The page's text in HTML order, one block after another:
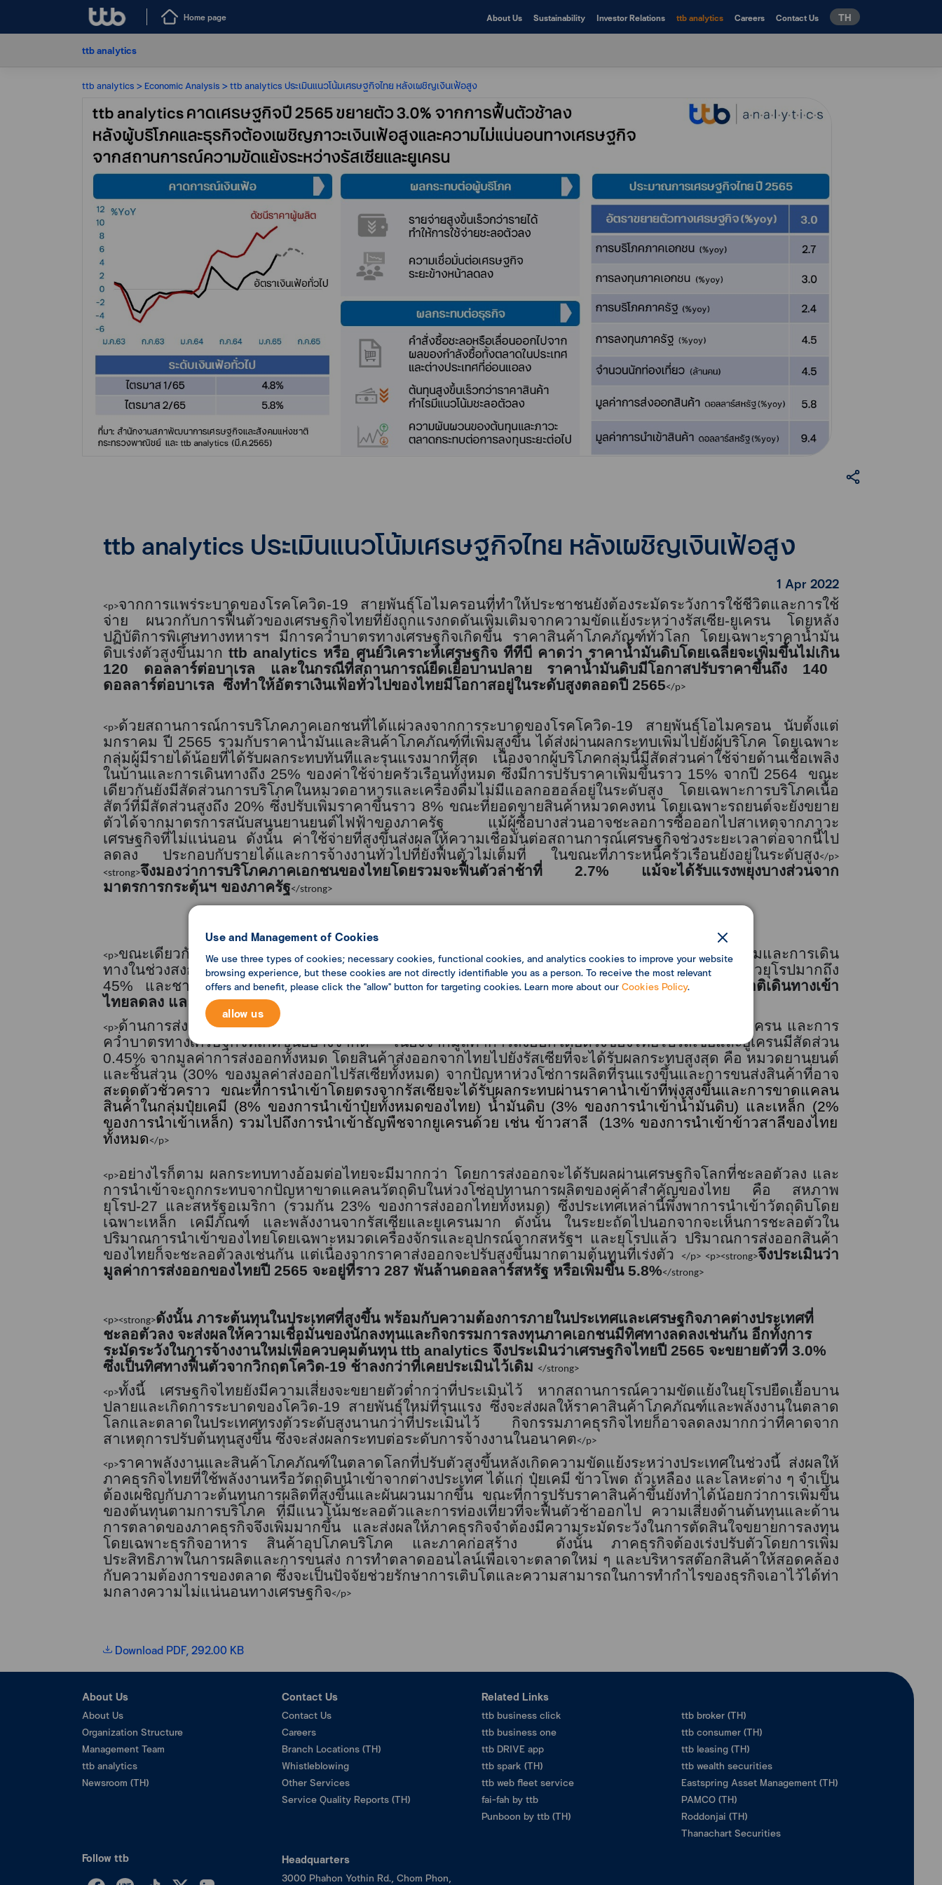
Home page About Us Sustainability Investor Relations ttb analytics Careers Contact Us TH
ttb analytics
ttb analytics Economic Analysis ttb analytics ประเมินแนวโน้มเศรษฐกิจไทย หลังเผชิญเงินเฟ้อสูง
ttb analytics ประเมินแนวโน้มเศรษฐกิจไทย หลังเผชิญเงินเฟ้อสูง
1 Apr 2022
<p>จากการแพร่ระบาดของโรคโควิด-19 สายพันธุ์โอไมครอนที่ทำให้ประชาชนยังต้องระมัดระวังการใช้ชีวิตและการใช้
จ่าย ผนวกกับการฟื้นตัวของเศรษฐกิจไทยที่ยังถูกแรงกดดันเพิ่มเติมจากความขัดแย้งระหว่างรัสเซีย-ยูเครน โดยหลัง
ปฏิบัติการพิเศษทางทหารฯ มีการคว่ำบาตรทางเศรษฐกิจเกิดขึ้น ราคาสินค้าโภคภัณฑ์ทั่วโลก โดยเฉพาะราคาน้ำมัน
ดิบเร่งตัวสูงขึ้นมากttb analytics หรือ ศูนย์วิเคราะห์เศรษฐกิจ ทีทีบี คาดว่า ราคาน้ำมันดิบโดยเฉลี่ยจะเพิ่มขึ้นไม่เกิน
120 ดอลลาร์ต่อบาเรล และในกรณีที่สถานการณ์ยืดเยื้อบานปลาย ราคาน้ำมันดิบมีโอกาสปรับราคาขึ้นถึง 140
ดอลลาร์ต่อบาเรล ซึ่งทำให้อัตราเงินเฟ้อทั่วไปของไทยมีโอกาสอยู่ในระดับสูงตลอดปี 2565</p>
<p>ด้วยสถานการณ์การบริโภคภาคเอกชนที่ได้แผ่วลงจากการระบาดของโรคโควิด-19 สายพันธุ์โอไมครอน นับตั้งแต่
มกราคม ปี 2565 รวมกับราคาน้ำมันและสินค้าโภคภัณฑ์ที่เพิ่มสูงขึ้นได้ส่งผ่านผลกระทบเพิ่มไปยังผู้บริโภค โดยเฉพาะ
กลุ่มผู้มีรายได้น้อยที่ได้รับผลกระทบทันทีและรุนแรงมากที่สุด เนื่องจากผู้บริโภคกลุ่มนี้มีสัดส่วนค่าใช้จ่ายด้านเชื้อเพลิง
ในบ้านและการเดินทางถึง 25% ของค่าใช้จ่ายครัวเรือนทั้งหมด ซึ่งมีการปรับราคาเพิ่มขึ้นราว 15% จากปี 2564
ขณะ
เดียวกันยังมีสัดส่วนการบริโภคในหมวดอาหารและเครื่องดื่มไม่มีแอลกอฮอล์อยู่ในระดับสูง โดยเฉพาะการบริโภคเนื้อ
สัตว์ที่มีสัดส่วนสูงถึง 20%ซึ่งปรับเพิ่มราคาขึ้นราว 8% ขณะที่ยอดขายสินค้าหมวดคงทน โดยเฉพาะรถยนต์จะยังขยาย
ตัวได้จากมาตรการสนับสนุนยานยนต์ไฟฟ้าของภาครัฐ แม้ผู้ซื้อบางส่วนอาจชะลอการซื้อออกไปสาเหตุจากภาวะ
เศรษฐกิจที่ไม่แน่นอน ดังนั้น ค่าใช้จ่ายที่สูงขึ้นส่งผลให้ความเชื่อมั่นต่อสถานการณ์เศรษฐกิจช่วงระยะเวลาต่อจากนี้ไป
ลดลง ประกอบกับรายได้และการจ้างงานทั่วไปที่ยังฟื้นตัวไม่เต็มที่ ในขณะที่ภาระหนี้ครัวเรือนยังอยู่ในระดับสูง</p>
<strong>จึงมองว่าการบริโภคภาคเอกชนของไทยโดยรวมจะฟื้นตัวล่าช้าที่ 2.7% แม้จะได้รับแรงพยุงบางส่วนจาก
มาตรการกระตุ้นฯ ของภาครัฐ</strong>
<p>ขณะเดียวกันราคาน้ำมันที่แพงขึ้นจะส่งผลให้การท่องเที่ยวภายในประเทศลดลง โดยกระทบต่อกิจกรรมและการเดิน
ทางในช่วงสงกรานต์ อีกทั้งนักท่องเที่ยวต่างชาติที่ทยอยเดินทางเข้าไทยหลังเปิดประเทศส่วนใหญ่เป็นชาวยุโรปมากถึง
45%
และชาวรัสเซีย7%<strong>
ซึ่งความไม่มั่นคงในภูมิภาคยุโรปจะส่งผลให้จำนวนนักท่องเที่ยวต่างชาติเดินทางเข้า
ไทยลดลง และคาดว่าในปี2565
<p>ด้านการส่งออกและนำเข้าสินค้าของไทย จะได้รับผลกระทบทางตรงจากความขัดแย้งระหว่างรัสเซีย
ยูเครน และการ
คว่ำบาตรทางเศรษฐกิจที่เกิดขึ้นอย่างจำกัด เนื่องจากมูลค่าการส่งออกโดยตรงของไทยไปรัสเซียและยูเครนมีสัดส่วน
0.45% จากมูลค่าการส่งออกทั้งหมด โดยสินค้าส่งออกจากไทยไปยังรัสเซียที่จะได้รับผลกระทบสูงสุด คือ หมวดยานยนต์
และชิ้นส่วน (30% ของมูลค่าส่งออกไปรัสเซียทั้งหมด) จากปัญหาห่วงโซ่การผลิตที่รุนแรงขึ้นและการขนส่งสินค้าที่อาจ
สะดุดตัวชั่วคราว ขณะที่การนำเข้าโดยตรงจากรัสเซียจะได้รับผลกระทบผ่านราคานำเข้าที่พุ่งสูงขึ้นและการขาดแคลน
สินค้าในกลุ่มปุ๋ยเคมี (8% ของการนำเข้าปุ๋ยทั้งหมดของไทย) น้ำมันดิบ (3% ของการนำเข้าน้ำมันดิบ) และเหล็ก (2%
ของการนำเข้าเหล็ก) รวมไปถึงการนำเข้าธัญพืชจากยูเครนด้วย เช่น ข้าวสาลี (13% ของการนำเข้าข้าวสาลีของไทย
ทั้งหมด</p>
<p>อย่างไรก็ตาม ผลกระทบทางอ้อมต่อไทยจะมีมากกว่า โดยการส่งออกจะได้รับผลผ่านเศรษฐกิจโลกที่ชะลอตัวลง และ
การนำเข้าจะถูกกระทบจากปัญหาขาดแคลนวัตถุดิบในห่วงโซ่อุปทานการผลิตของคู่ค้าสำคัญของไทย คือ สหภาพ
ยุโรป-27 และสหรัฐอเมริกา (รวมกัน 23% ของการส่งออกไทยทั้งหมด) ซึ่งประเทศเหล่านี้พึ่งพาการนำเข้าวัตถุดิบโดย
เฉพาะเหล็ก เคมีภัณฑ์ และพลังงานจากรัสเซียและยูเครนมาก ดังนั้น ในระยะถัดไปนอกจากจะเห็นการชะลอตัวใน
ปริมาณการนำเข้าของไทยโดยเฉพาะหมวดเครื่องจักรและอุปกรณ์จากสหรัฐฯ และยุโรปแล้ว ปริมาณการส่งออกสินค้า
ของไทยก็จะชะลอตัวลงเช่นกัน แต่เนื่องจากราคาส่งออกจะปรับสูงขึ้นมากตามต้นทุนที่เร่งตัว
</p> <p><strong>จึงประเมินว่า
มูลค่าการส่งออกของไทยปี 2565 จะอยู่ที่ราว 287 พันล้านดอลลาร์สหรัฐ หรือเพิ่มขึ้น 5.8%</strong>
<p><strong>ดังนั้น ภาระต้นทุนในประเทศที่สูงขึ้น พร้อมกับความต้องการภายในประเทศและเศรษฐกิจภาคต่างประเทศที่
ชะลอตัวลง จะส่งผลให้ความเชื่อมั่นของนักลงทุนและกิจกรรมการลงทุนภาคเอกชนมีทิศทางลดลงเช่นกัน อีกทั้งการ
ระมัดระวังในการจ้างงานใหม่เพื่อควบคุมต้นทุน ttb analytics จึงประเมินว่าเศรษฐกิจไทยปี 2565 จะขยายตัวที่ 3.0%
ซึ่งเป็นทิศทางฟื้นตัวจากวิกฤตโควิด-19 ช้าลงกว่าที่เคยประเมินไว้เดิม </strong>
<p>ทั้งนี้ เศรษฐกิจไทยยังมีความเสี่ยงจะขยายตัวต่ำกว่าที่ประเมินไว้ หากสถานการณ์ความขัดแย้งในยุโรปยืดเยื้อบาน
ปลายและเกิดการระบาดของโควิด-19 สายพันธุ์ใหม่ที่รุนแรง ซึ่งจะส่งผลให้ราคาสินค้าโภคภัณฑ์และพลังงานในตลาด
โลกและตลาดในประเทศทรงตัวระดับสูงนานกว่าที่ประเมินไว้ กิจกรรมภาคธุรกิจไทยก็อาจลดลงมากกว่าที่คาดจาก
สาเหตุการปรับต้นทุนสูงขึ้น ซึ่งจะส่งผลกระทบต่อระดับการจ้างงานในอนาคต</p>
<p>ราคาพลังงานและสินค้าโภคภัณฑ์ในตลาดโลกที่ปรับตัวสูงขึ้นหลังเกิดความขัดแย้งระหว่างประเทศในช่วงนี้ ส่งผลให้
ภาคธุรกิจไทยที่ใช้พลังงานหรือวัตถุดิบนำเข้าจากต่างประเทศได้แก่ ปุ๋ยเคมี ข้าวโพด ถั่วเหลือง และโลหะต่าง ๆ จำเป็น
ต้องเผชิญกับภาวะต้นทุนการผลิตที่สูงขึ้นและผันผวนมากขึ้น ขณะที่การปรับราคาสินค้าขึ้นยังทำได้น้อยกว่าการเพิ่มขึ้น
ของต้นทุนตามการบริโภค ที่มีแนวโน้มชะลอตัวและการท่องเที่ยวที่จะฟื้นตัวช้าออกไป ความเสี่ยงด้านต้นทุนและด้าน
การตลาดของภาคธุรกิจจึงเพิ่มมากขึ้น และส่งผลให้ภาคธุรกิจจำต้องมีความระมัดระวังในการตัดสินใจขยายการลงทุน
โดยเฉพาะธุรกิจอาหาร สินค้าอุปโภคบริโภค และภาคก่อสร้าง
ดังนั้น ภาคธุรกิจต้องเร่งปรับตัวโดยการเพิ่ม
ประสิทธิภาพในการผลิตและการขนส่ง การทำตลาดออนไลน์เพื่อเจาะตลาดใหม่ ๆ และบริหารสต๊อกสินค้าให้สอดคล้อง
กับความต้องการของตลาด ซึ่งจะเป็นปัจจัยช่วยรักษาการเติบโตและความสามารถในการทำกำไรของธุรกิจเอาไว้ได้ท่า
มกลางความไม่แน่นอนทางเศรษฐกิจ</p>
Download PDF, 292.00 KB
Use and Management of Cookies
We use three types of cookies; necessary cookies, functional cookies, and analytics cookies to improve your website
browsing experience, but these cookies are not directly identifiable you as a person. To receive the most relevant
offers and benefit, please click the "allow" button for targeting cookies. Learn more about our Cookies Policy.
allow us
About Us
About Us
Organization Structure
Management Team
ttb analytics
Newsroom (TH)
Contact Us
Contact Us
Careers
Branch Locations (TH)
Whistleblowing
Other Services
Service Quality Reports (TH)
Related Links
ttb business click
ttb business one
ttb DRIVE app
ttb spark (TH)
ttb web fleet service
fai-fah by ttb
Punboon by ttb (TH)
ttb broker (TH)
ttb consumer (TH)
ttb leasing (TH)
ttb wealth securities
Eastspring Asset Management (TH)
PAMCO (TH)
Roddonjai (TH)
Thanachart Securities
Follow ttb Headquarters
3000 Phahon Yothin Rd., Chom Phon,